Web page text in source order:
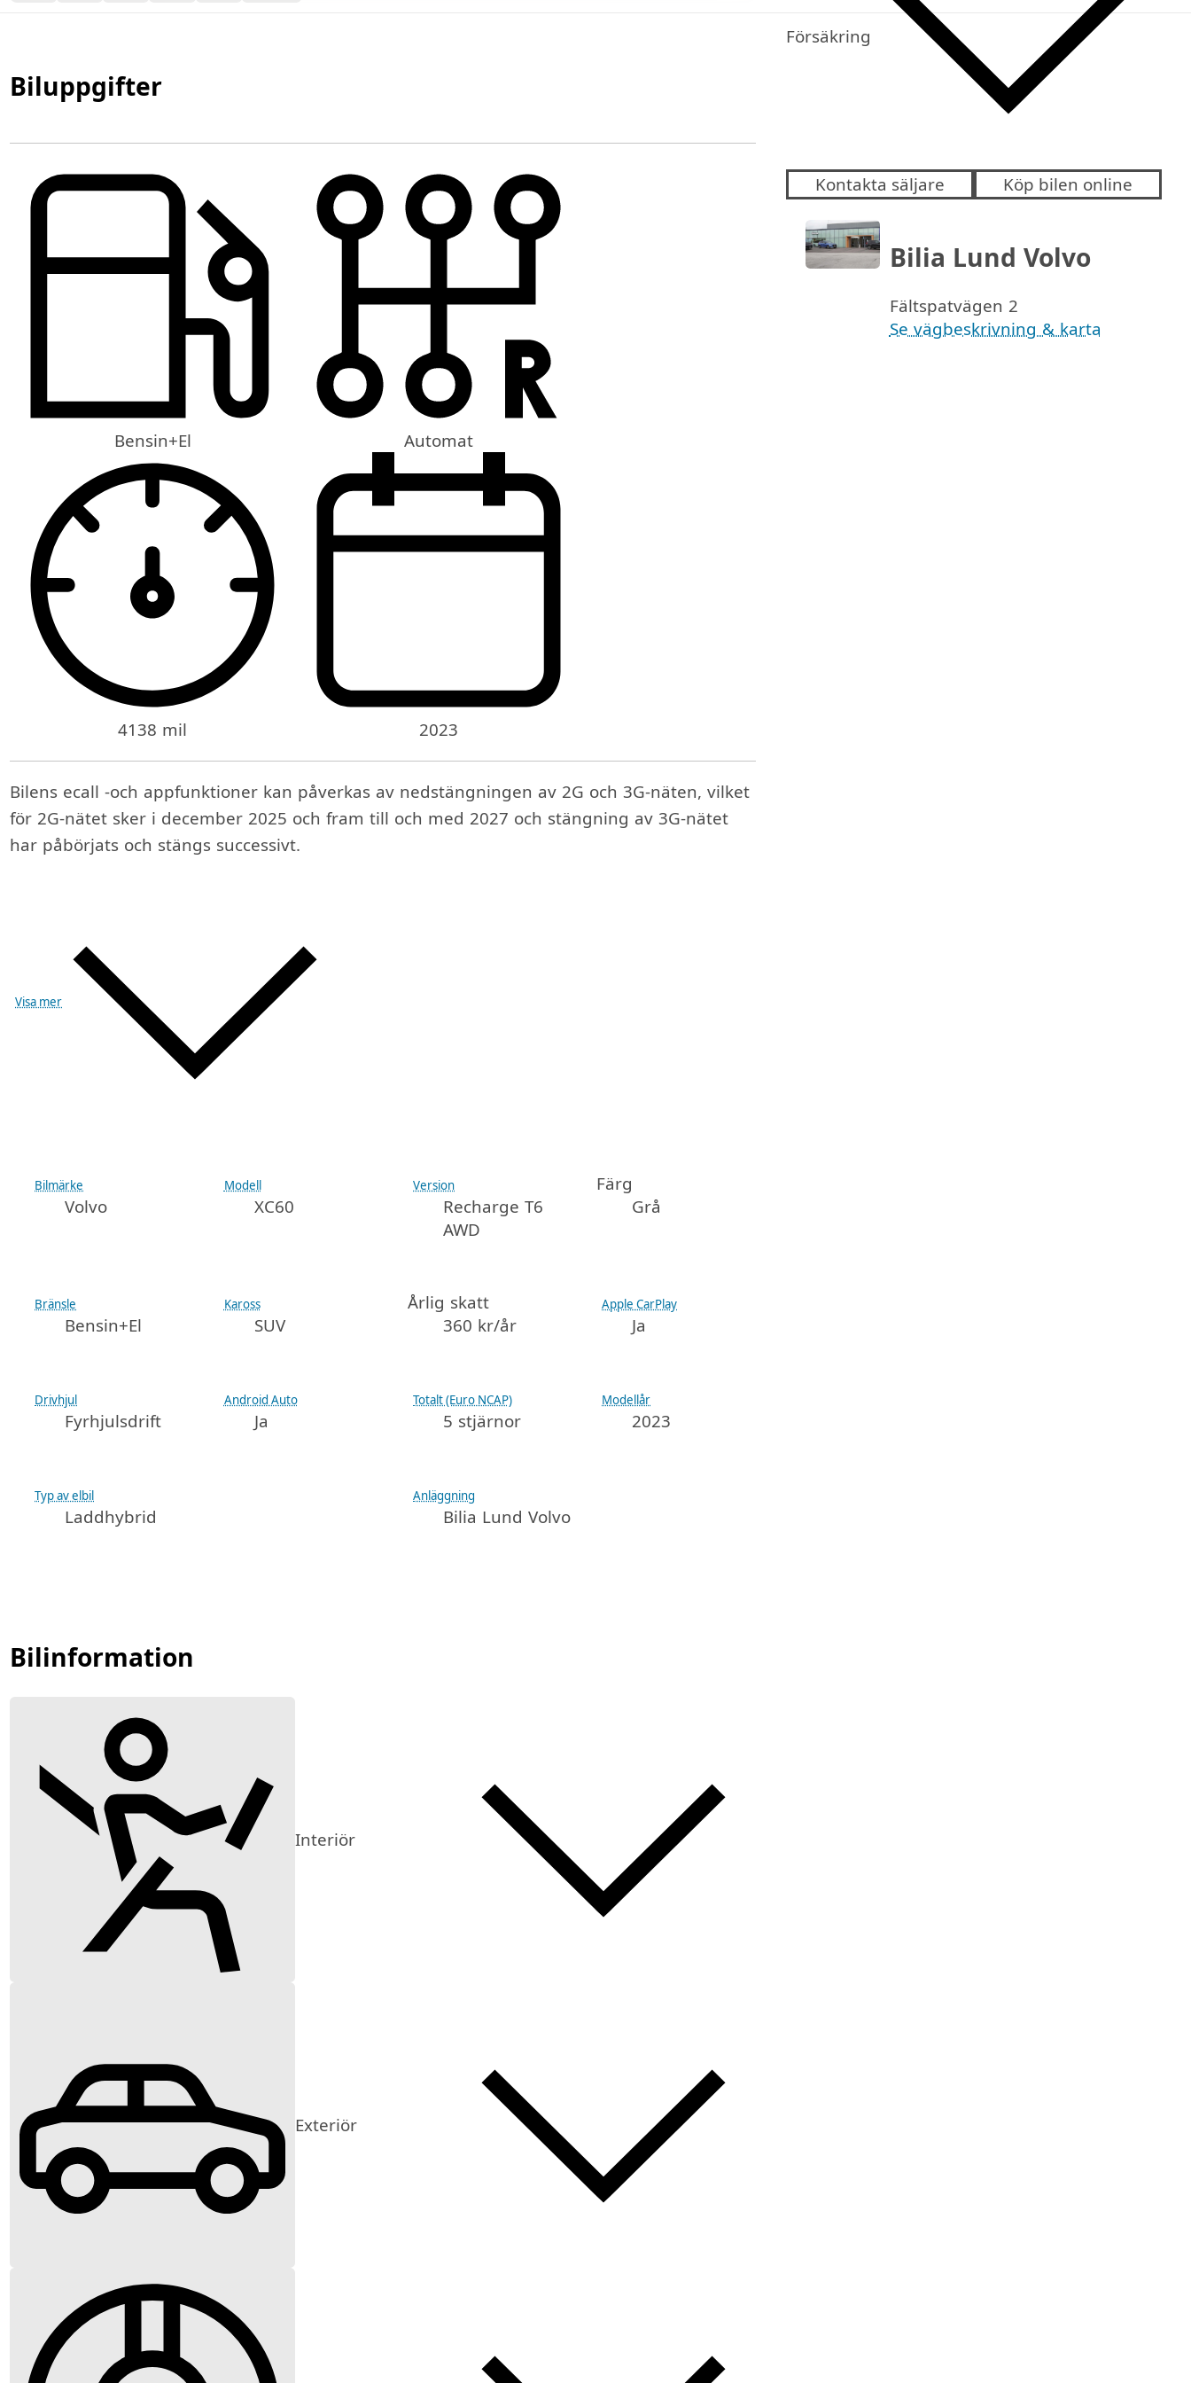
Försäkring
Kontakta säljare Köp bilen online
Bilia Lund Volvo
Fältspatvägen 2
Se vägbeskrivning & karta
Biluppgifter
Bensin+El Automat
4138 mil 2023
Bilens ecall -och appfunktioner kan påverkas av nedstängningen av 2G och 3G-näten, vilket
för 2G-nätet sker i december 2025 och fram till och med 2027 och stängning av 3G-nätet
har påbörjats och stängs successivt.
Visa mer
Bilmärke
Volvo
Modell
XC60
Version
Recharge T6
AWD
Färg
Grå
Bränsle
Bensin+El
Kaross
SUV
Årlig skatt
360 kr/år
Apple CarPlay
Ja
Drivhjul
Fyrhjulsdrift
Android Auto
Ja
Totalt (Euro NCAP)
5 stjärnor
Modellår
2023
Typ av elbil
Laddhybrid
Anläggning
Bilia Lund Volvo
Bilinformation
Interiör
Exteriör